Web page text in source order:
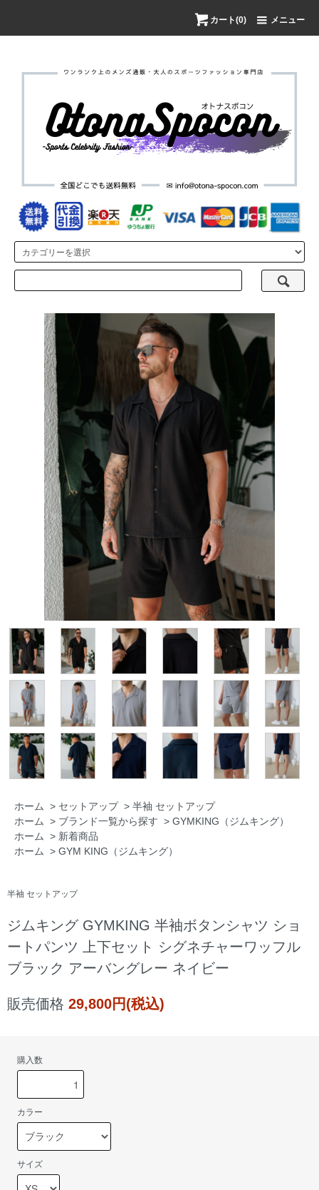
カート(0) メニュー
ホーム > セットアップ > 半袖 セットアップ
ホーム
> ブランド一覧から探す > GYMKING（ジムキング）
ホーム
> 新着商品
ホーム
> GYM KING（ジムキング）
半袖 セットアップ
ジムキング GYMKING 半袖ボタンシャツ ショ
ートパンツ 上下セット シグネチャーワッフル
ブラック アーバングレー ネイビー
販売価格 29,800円(税込)
購入数
カラー
サイズ